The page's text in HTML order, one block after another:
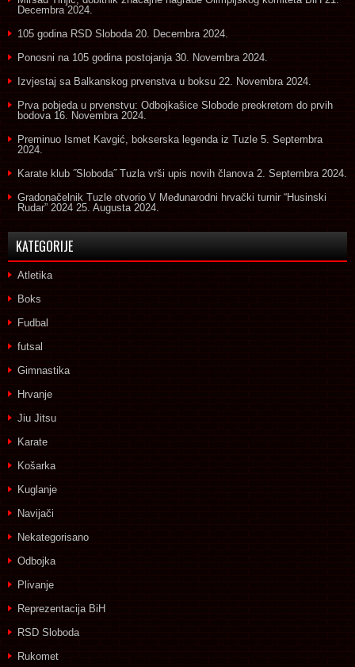
Decembra 2024.
105 godina RSD Sloboda 20. Decembra 2024.
Ponosni na 105 godina postojanja 30. Novembra 2024.
Izvjestaj sa Balkanskog prvenstva u boksu 22. Novembra 2024.
Prva pobjeda u prvenstvu: Odbojkašice Slobode preokretom do prvih
bodova 16. Novembra 2024.
Preminuo Ismet Kavgić, bokserska legenda iz Tuzle 5. Septembra
2024.
Karate klub ˝Sloboda˝ Tuzla vrši upis novih članova 2. Septembra 2024.
Gradonačelnik Tuzle otvorio V Međunarodni hrvački turnir “Husinski
Rudar” 2024 25. Augusta 2024.
KATEGORIJE
Atletika
Boks
Fudbal
futsal
Gimnastika
Hrvanje
Jiu Jitsu
Karate
Košarka
Kuglanje
Navijači
Nekategorisano
Odbojka
Plivanje
Reprezentacija BiH
RSD Sloboda
Rukomet